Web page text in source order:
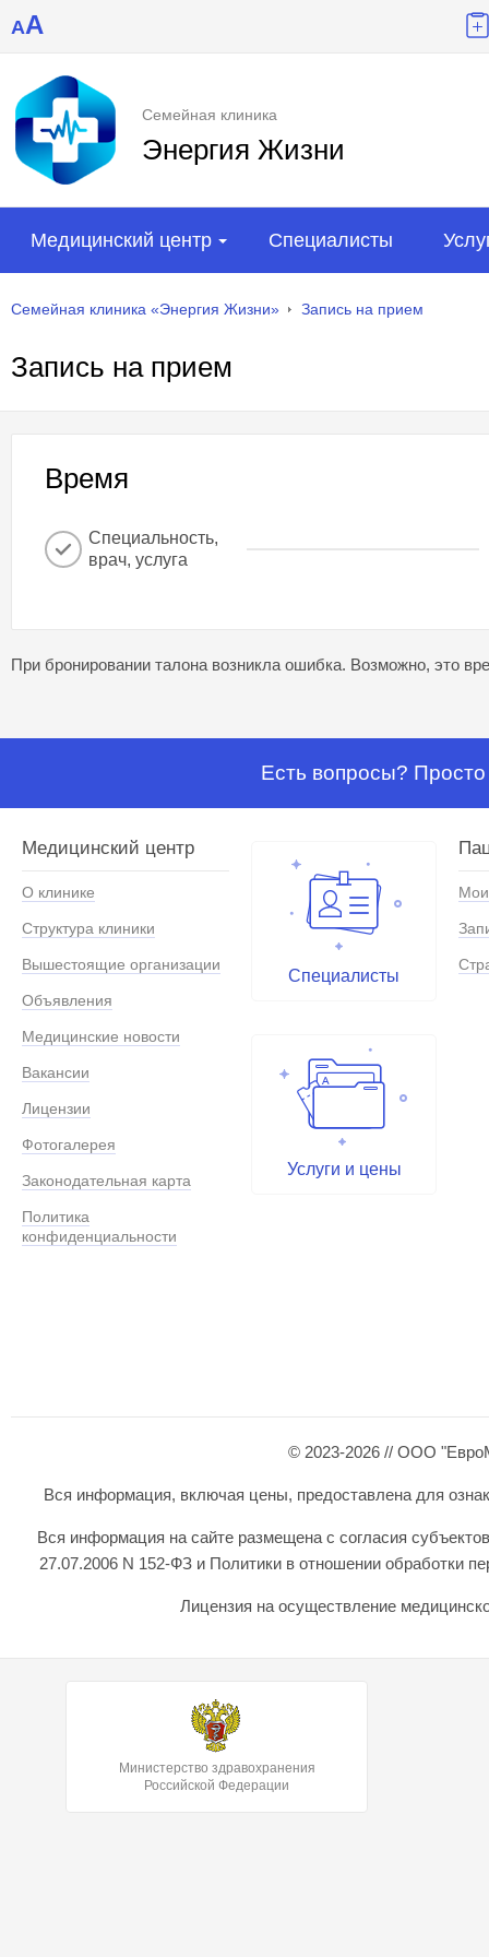
AA
Семейная клиника
Энергия Жизни
Медицинский центр Специалисты
Семейная клиника «Энергия Жизни» Запись на прием
Запись на прием
Время
Специальность,
врач, услуга
При бронировании талона возникла ошибка. Возможно, это
Есть вопросы?
Медицинский центр
О клинике
Структура клиники
Вышестоящие организации
Объявления
Медицинские новости
Вакансии
Лицензии
Фотогалерея
Законодательная карта
Политика
конфиденциальности
Специалисты
Услуги и цены
© 2023-2026 // ООО
Вся информация, включая цены, предоставлена для
Вся информация на сайте размещена с согласия
27.07.2006 N 152-ФЗ и Политики в отношении обработки
Лицензия на осуществление
Министерство здравохранения
Российской Федерации